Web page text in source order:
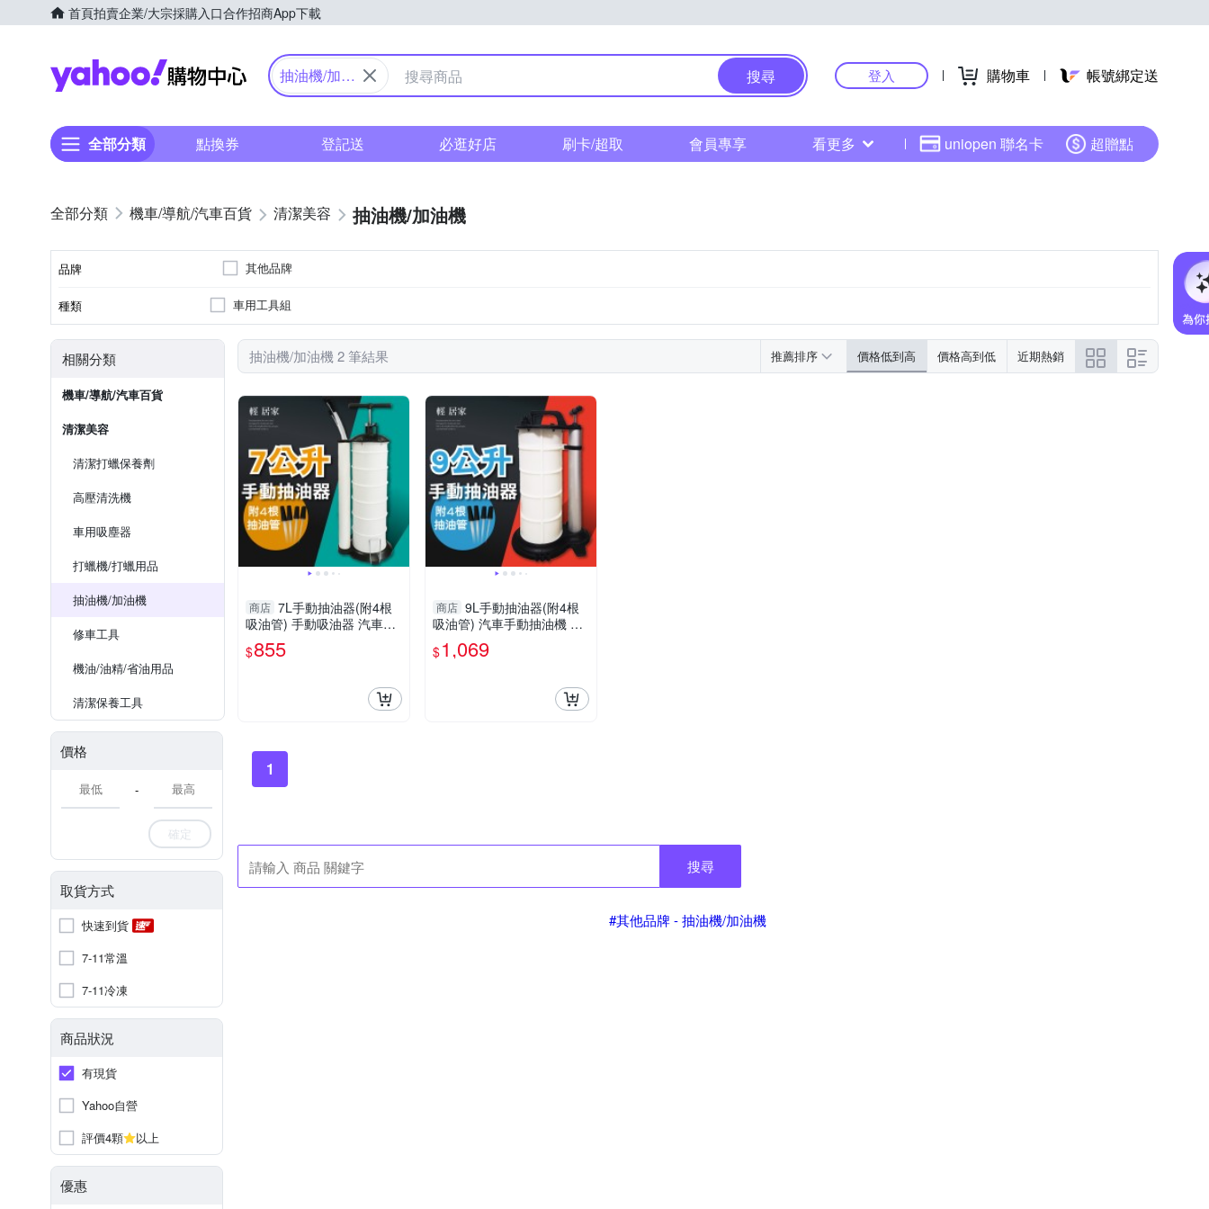
首頁拍賣企業/大宗採購入口合作招商App下載
Yahoo購物中心
抽油機/加油
搜尋 登入 購物車 帳號綁定送
全部分類 點換券 登記送 必逛好店 刷卡/超取 會員專享 看更多 uniopen 聯名卡 超贈點
機車/導航/汽車百貨 清潔美容 抽油機/加油機
品牌 其他品牌
種類 車用工具組
相關分類
機車/導航/汽車百貨
清潔美容
清潔打蠟保養劑
高壓清洗機
車用吸塵器
打蠟機/打蠟用品
抽油機/加油機
修車工具
機油/油精/省油用品
清潔保養工具
價格
-
確定
取貨方式
快速到貨
7-11常溫
7-11冷凍
商品狀況
有現貨
Yahoo自營
評價4顆
以上
優惠
抽油機/加油機 2 筆結果 推薦排序 價格低到高 價格高到低 近期熱銷
商店 7L手動抽油器(附4根
吸油管) 手動吸油器 汽車換
油器 機車抽油機 手動抽油
泵-輕居家8453
$855
商店 9L手動抽油器(附4根
吸油管) 汽車手動抽油機 機
車手動抽油機 車用吸油器
抽油泵-輕居家8454
$1,069
1
搜尋
#其他品牌 - 抽油機/加油機